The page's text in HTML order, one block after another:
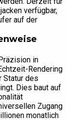
verfügbar,
auf der
in
Rendering
Statur des
Dies baut auf
Zugang
monatlich